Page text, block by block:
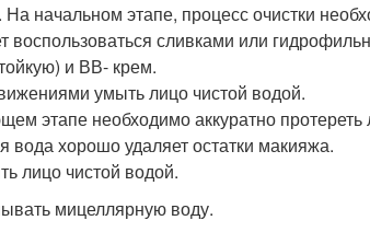
начальном этапе, процесс очистки
воспользоваться сливками или
и ВВ- крем.
умыть лицо чистой водой.
этапе необходимо аккуратно
вода хорошо удаляет остатки макияжа.
лицо чистой водой.
мицеллярную воду.